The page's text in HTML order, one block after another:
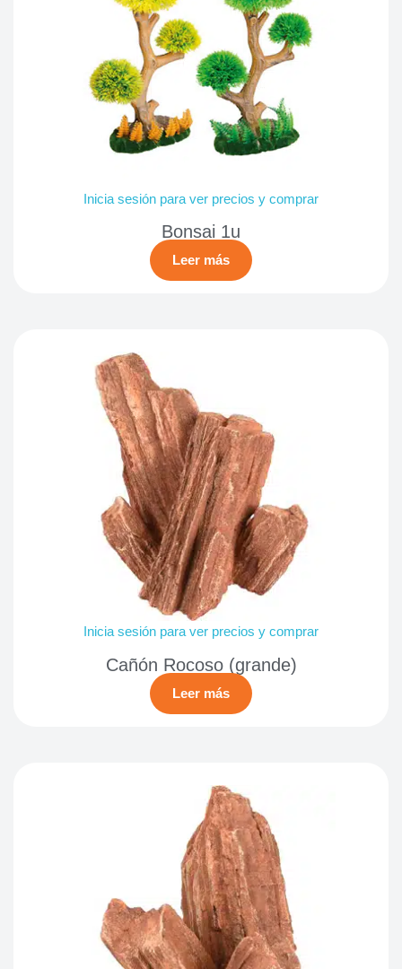
Inicia sesión para ver precios y comprar
Bonsai 1u
Leer más
Inicia sesión para ver precios y comprar
Cañón Rocoso (grande)
Leer más